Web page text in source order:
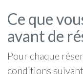
Ce que
avant de
Pour chaque
conditions